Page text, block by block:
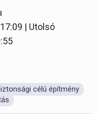
| Utolsó
célú építmény